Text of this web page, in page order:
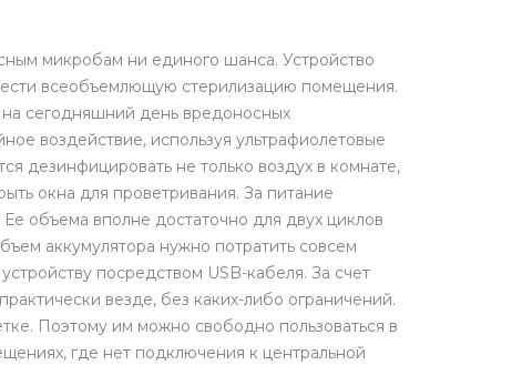
об оплате Плайтом
25
раз в 2
Остались вопросы?
8 800 302-02-51
микробам ни единого шанса. Устройство
всеобъемлющую стерилизацию помещения.
на сегодняшний день вредоносных
воздействие, используя ультрафиолетовые
дезинфицировать не только воздух в комнате,
окна для проветривания. За питание
объема вполне достаточно для двух циклов
аккумулятора нужно потратить совсем
посредством USB-кабеля. За счет
везде, без каких-либо ограничений.
Поэтому им можно свободно пользоваться в
где нет подключения к центральной